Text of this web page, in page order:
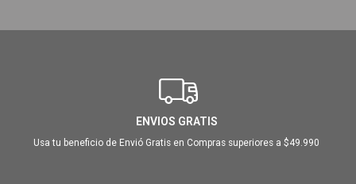
ENVIOS GRATIS
Usa tu beneficio de Envió Gratis en Compras superiores a $49.990